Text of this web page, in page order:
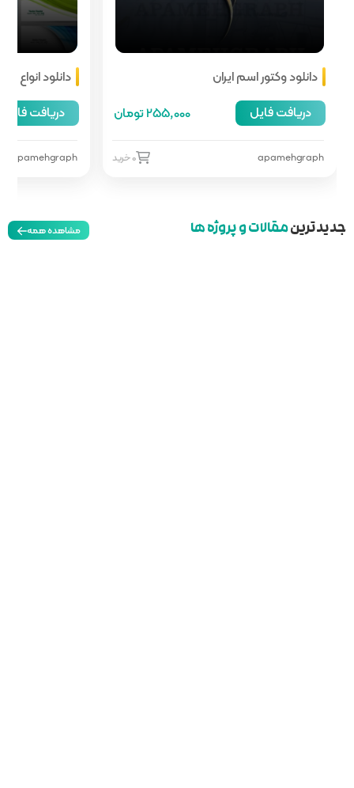
تومان
0 خرید
دانلود انواع هدر سایت
دریافت فایل
66,000 تومان
0 خرید
مشاهده همه